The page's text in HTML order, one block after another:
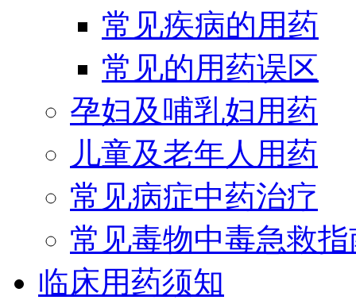
常见疾病的用药
常见的用药误区
孕妇及哺乳妇用药
儿童及老年人用药
常见病症中药治疗
常见毒物中毒急救指
临床用药须知